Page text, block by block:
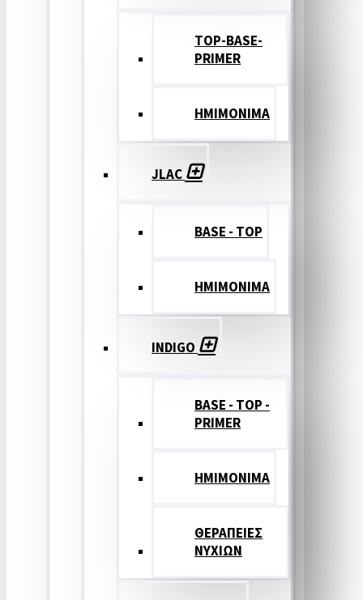
TOP-BASE-
PRIMER
ΗΜΙΜΟΝΙΜΑ
JLAC
BASE - TOP
ΗΜΙΜΟΝΙΜΑ
INDIGO
BASE - TOP -
PRIMER
HMIMONIMA
ΘΕΡΑΠΕΙΕΣ
ΝΥΧΙΩΝ